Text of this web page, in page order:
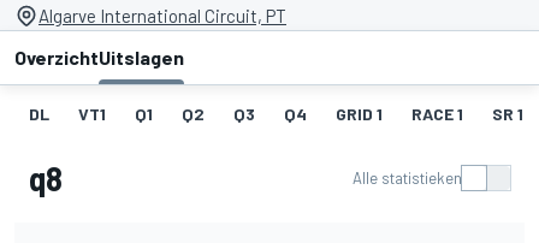
Algarve International Circuit, PT
OverzichtUitslagen
DL VT1 Q1 Q2 Q3 Q4 GRID 1 RACE 1 SR 1
q8 Alle statistieken